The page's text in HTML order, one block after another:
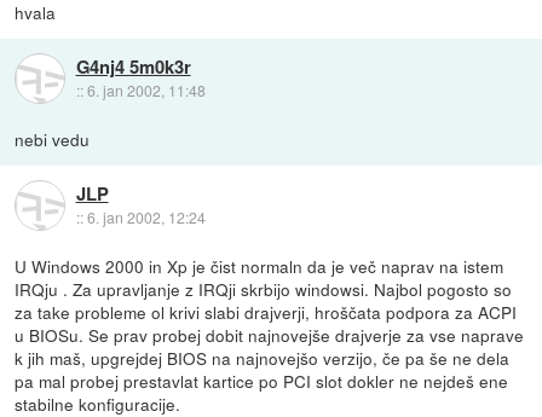
hvala
G4nj4 5m0k3r
::6. jan 2002, 11:48
nebi vedu
JLP
::6. jan 2002, 12:24
U Windows 2000 in Xp je čist normaln da je več naprav na istem
IRQju . Za upravljanje z IRQji skrbijo windowsi. Najbol pogosto so
za take probleme ol krivi slabi drajverji, hroščata podpora za ACPI
u BIOSu. Se prav probej dobit najnovejše drajverje za vse naprave
k jih maš, upgrejdej BIOS na najnovejšo verzijo, če pa še ne dela
pa mal probej prestavlat kartice po PCI slot dokler ne nejdeš ene
stabilne konfiguracije.